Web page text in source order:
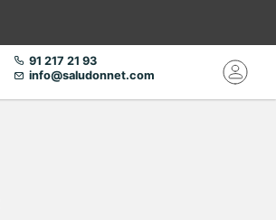
91 217 21 93
info@saludonnet.com